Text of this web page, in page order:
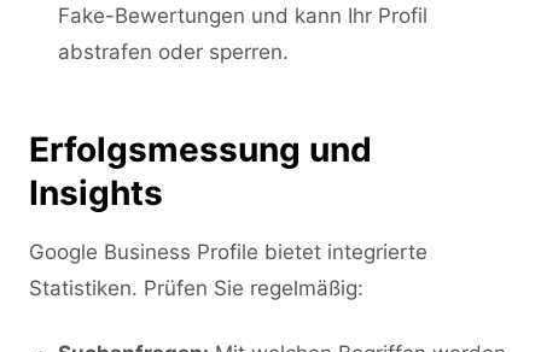
Fake-Bewertungen und kann Ihr Profil
abstrafen oder sperren.
Erfolgsmessung und
Insights
Google Business Profile bietet integrierte
Statistiken. Prüfen Sie regelmäßig: